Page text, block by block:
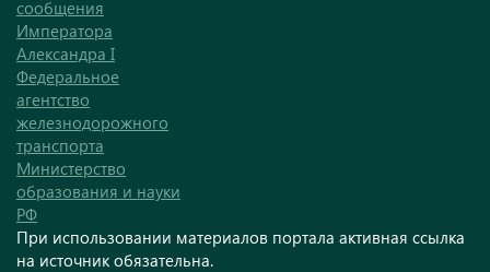
сообщения
Императора
Александра I
Федеральное
агентство
железнодорожного
транспорта
Министерство
образования и науки
РФ
При использовании материалов портала активная ссылка
на источник обязательна.